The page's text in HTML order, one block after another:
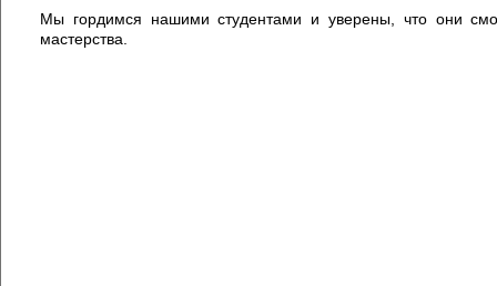
Мы гордимся нашими студентами и уверены, что они
мастерства.